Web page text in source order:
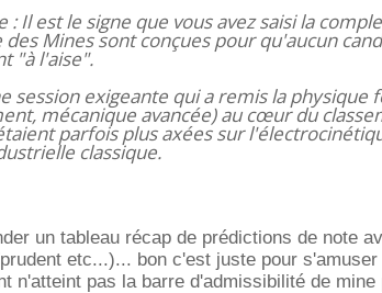
Il est le signe que vous avez saisi la
Mines sont conçues pour qu'aucun
"à l'aise".
session exigeante qui a remis la physique
mécanique avancée) au cœur du
parfois plus axées sur
classique.
un tableau récap de prédictions de note
etc...)... bon c'est juste pour
n'atteint pas la barre d'admissibilité de mine